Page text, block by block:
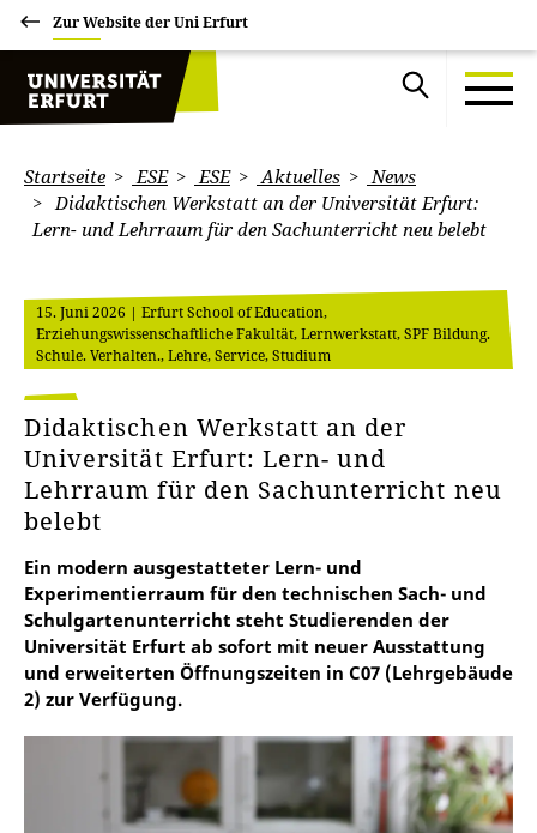
Zur Website der Uni Erfurt
Startseite ESE ESE Aktuelles
News
Didaktischen Werkstatt an der Universität Erfurt:
Lern- und Lehrraum für den Sachunterricht neu belebt
15. Juni 2026 | Erfurt School of Education,
Erziehungswissenschaftliche Fakultät, Lernwerkstatt, SPF Bildung.
Schule. Verhalten., Lehre, Service, Studium
Didaktischen Werkstatt an der
Universität Erfurt: Lern- und
Lehrraum für den Sachunterricht neu
belebt
Ein modern ausgestatteter Lern- und
Experimentierraum für den technischen Sach- und
Schulgartenunterricht steht Studierenden der
Universität Erfurt ab sofort mit neuer Ausstattung
und erweiterten Öffnungszeiten in C07 (Lehrgebäude
2) zur Verfügung.